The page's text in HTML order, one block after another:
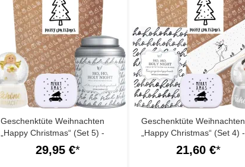
Geschenktüte Weihnachten
„Happy Christmas“ (Set 5) -
Weihnachtsgeschenk
29,95 €
Geschenktüte Weihnachten
„Happy Christmas“ (Set 4) -
Besonderes
Weihnachtsgeschenk
21,60 €